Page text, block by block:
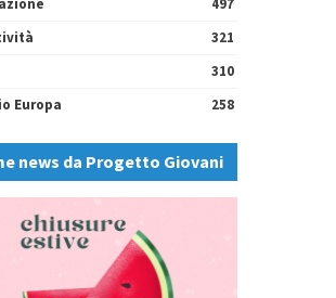
321
310
Europa
258
news da Progetto Giovani